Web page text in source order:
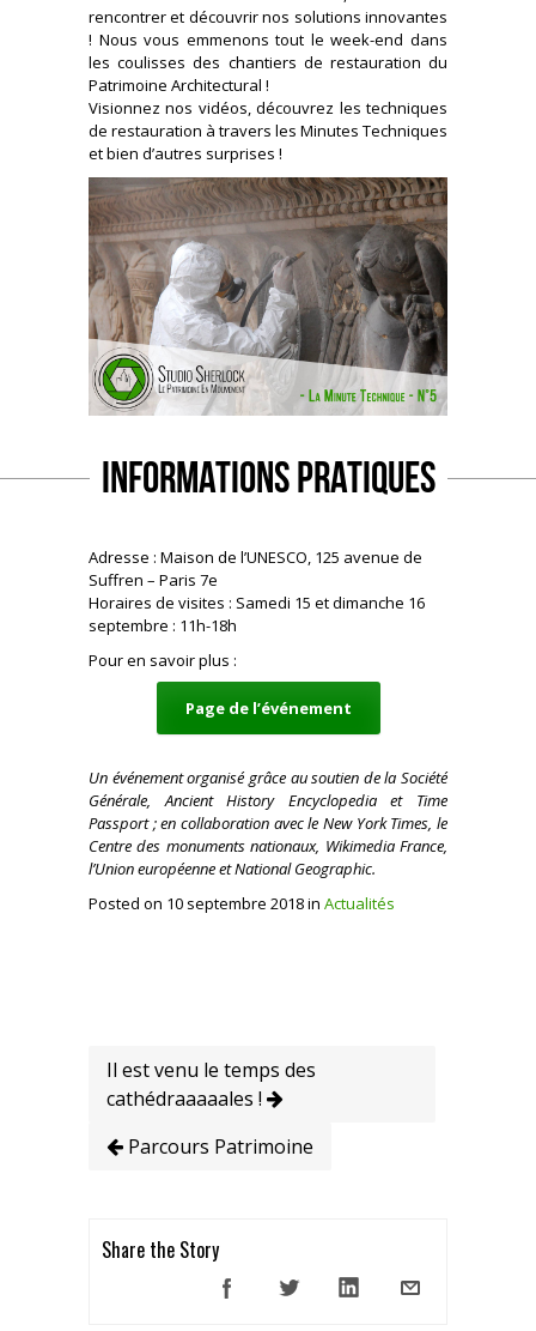
rencontrer et découvrir nos solutions innovantes
! Nous vous emmenons tout le week-end dans
les coulisses des chantiers de restauration du
Patrimoine Architectural !
Visionnez nos vidéos, découvrez les techniques
de restauration à travers les Minutes Techniques
et bien d’autres surprises !
Informations pratiques
Adresse : Maison de l’UNESCO, 125 avenue de
Suffren – Paris 7e
Horaires de visites : Samedi 15 et dimanche 16
septembre : 11h-18h
Pour en savoir plus :
Page de l’événement
Un événement organisé grâce au soutien de la Société
Générale, Ancient History Encyclopedia et Time
Passport ; en collaboration avec le New York Times, le
Centre des monuments nationaux, Wikimedia France,
l’Union européenne et National Geographic.
Posted on 10 septembre 2018 in Actualités
Il est venu le temps des
cathédraaaaales !
Parcours Patrimoine
Share the Story